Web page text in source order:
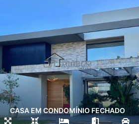
CASA EM CONDOMÍNIO FECHADO